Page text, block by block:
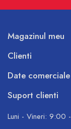
Magazinul meu
Clienti
Date comerciale
Suport clienti
Luni - Vineri: 9:00